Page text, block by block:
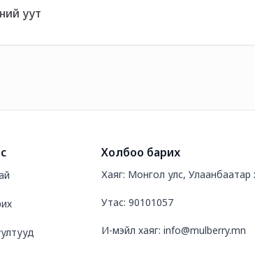
уут
Холбоо барих
Хаяг: Монгол улс, Улаанбаатар
Утас: 90101057
И-мэйл хаяг: info@mulberry.mn